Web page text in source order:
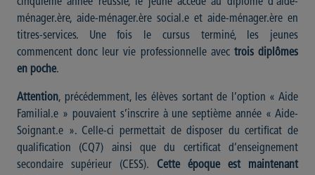
ménager.ère, aide-ménager.ère social.e et aide-ménager.ère en
titres-services. Une fois le cursus terminé, les jeunes
commencent donc leur vie professionnelle avec trois diplômes
en poche.
Attention, précédemment, les élèves sortant de l’option « Aide
Familial.e » pouvaient s’inscrire à une septième année « Aide-
Soignant.e ». Celle-ci permettait de disposer du certificat de
qualification (CQ7) ainsi que du certificat d’enseignement
secondaire supérieur (CESS). Cette époque est maintenant